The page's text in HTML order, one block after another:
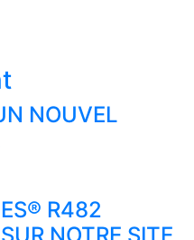
NOUVEL
R482